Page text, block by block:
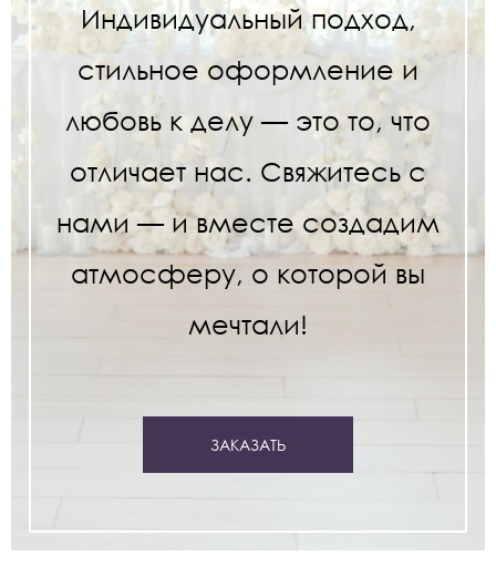
Индивидуальный подход,
стильное оформление и
любовь к делу — это то, что
отличает нас. Свяжитесь с
нами — и вместе создадим
атмосферу, о которой вы
мечтали!
ЗАКАЗАТЬ